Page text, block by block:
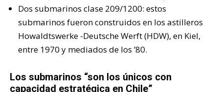
Dos submarinos clase 209/1200: estos
submarinos fueron construidos en los astilleros
Howaldtswerke -Deutsche Werft (HDW), en Kiel,
entre 1970 y mediados de los ’80.
Los submarinos “son los únicos con
capacidad estratégica en Chile”